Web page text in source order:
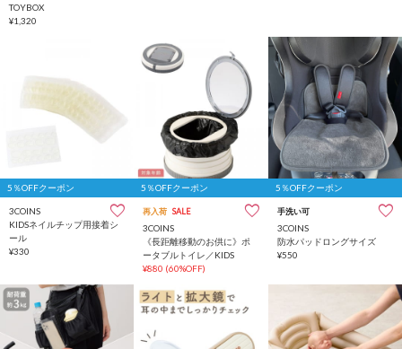
TOYBOX
¥1,320
5％OFFクーポン
3COINS
KIDSネイルチップ用接着シ
ール
¥330
5％OFFクーポン
再入荷 SALE
3COINS
《長距離移動のお供に》ポ
ータブルトイレ／KIDS
¥880 (60%OFF)
5％OFFクーポン
手洗い可
3COINS
防水パッドロングサイズ
¥550